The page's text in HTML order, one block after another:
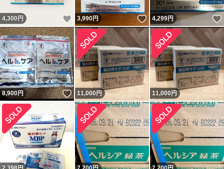
4,300 円 いいね！
3,990円 いいね！
4,299円
8,900円 いいね！
11,000円 11,000円